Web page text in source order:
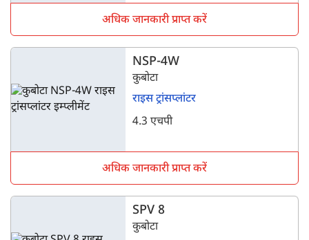
अधिक जानकारी प्राप्त करें
NSP-4W
कुबोटा
राइस ट्रांसप्लांटर
4.3 एचपी
अधिक जानकारी प्राप्त करें
SPV 8
कुबोटा